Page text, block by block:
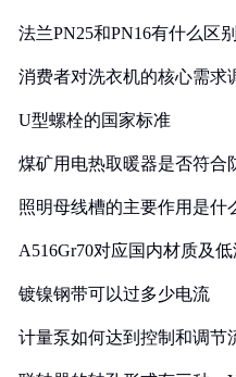
法兰PN25和PN16有什么区别
消费者对洗衣机的核心需求
U型螺栓的国家标准
煤矿用电热取暖器是否符合
照明母线槽的主要作用是什
A516Gr70对应国内材质及
镀镍钢带可以过多少电流
计量泵如何达到控制和调节